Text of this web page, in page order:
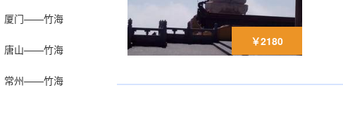
厦门——竹海
唐山——竹海
常州——竹海
￥2180